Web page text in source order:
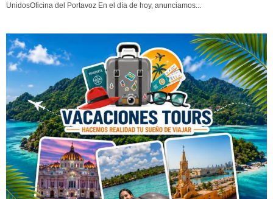
UnidosOficina del Portavoz En el día de hoy, anunciamos...